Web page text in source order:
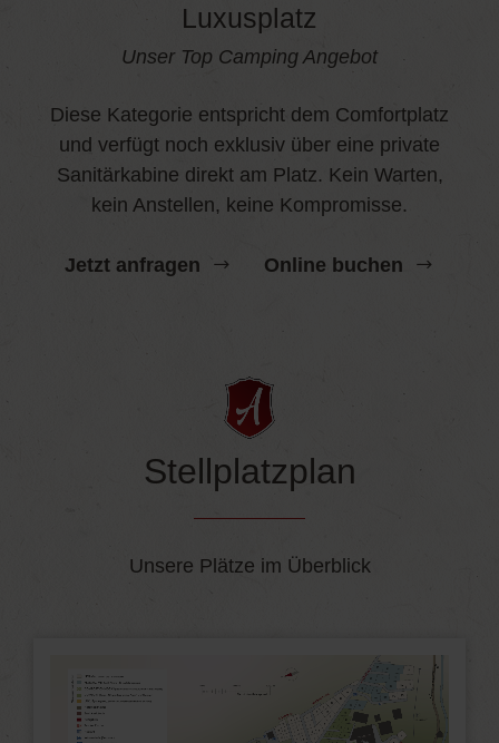
Luxusplatz
Unser Top Camping Angebot
Diese Kategorie entspricht dem Comfortplatz
und verfügt noch exklusiv über eine private
Sanitärkabine direkt am Platz. Kein Warten,
kein Anstellen, keine Kompromisse.
Jetzt anfragen Online buchen
Stellplatzplan
Unsere Plätze im Überblick